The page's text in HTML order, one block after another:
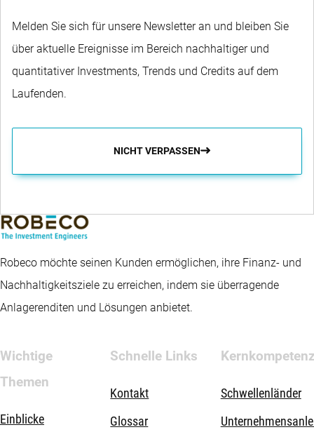
Melden Sie sich für unsere Newsletter an und bleiben Sie
über aktuelle Ereignisse im Bereich nachhaltiger und
quantitativer Investments, Trends und Credits auf dem
Laufenden.
NICHT VERPASSEN
Robeco möchte seinen Kunden ermöglichen, ihre Finanz- und
Nachhaltigkeitsziele zu erreichen, indem sie überragende
Anlagerenditen und Lösungen anbietet.
Wichtige
Themen
Einblicke
Schnelle Links
Kontakt
Glossar
Schwellenländer